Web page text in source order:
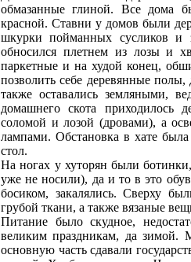
обмазанные глиной. Все дома
красной. Ставни у домов были
шкурки пойманных сусликов и
обносился плетнем из лозы и
паркетные и на худой конец,
позволить себе деревянные
также оставались земляными,
домашнего скота приходилось
соломой и лозой (дровами), а
лампами. Обстановка в хате
стол.
На ногах у хуторян были
уже не носили), да и то в это
босиком, закалялись. Сверху
грубой ткани, а также вязаные
Питание было скудное,
великим праздникам, да зимой.
основную часть сдавали